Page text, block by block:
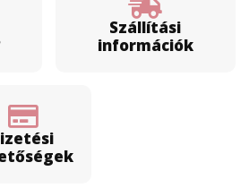
Szállítási
információk